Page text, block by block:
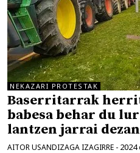
NEKAZARI PROTESTAK
Baserritarrak
babesa behar du
lantzen jarrai dezan
AITOR USANDIZAGA IZAGIRRE - 2024